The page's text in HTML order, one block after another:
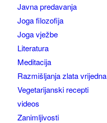
Javna predavanja
Joga filozofija
Joga vježbe
Literatura
Meditacija
Razmišljanja zlata vrijedna
Vegetarijanski recepti
videos
Zanimljivosti